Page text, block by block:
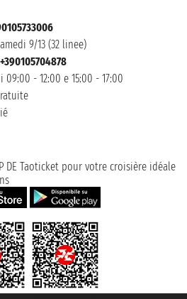
9/13 (32 linee)
- 12:00 e 15:00 - 17:00
DE Taoticket pour votre croisière idéale